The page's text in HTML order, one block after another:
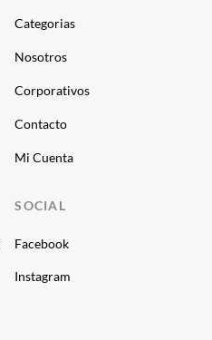
Categorias
Nosotros
Corporativos
Contacto
Mi Cuenta
SOCIAL
Facebook
Instagram